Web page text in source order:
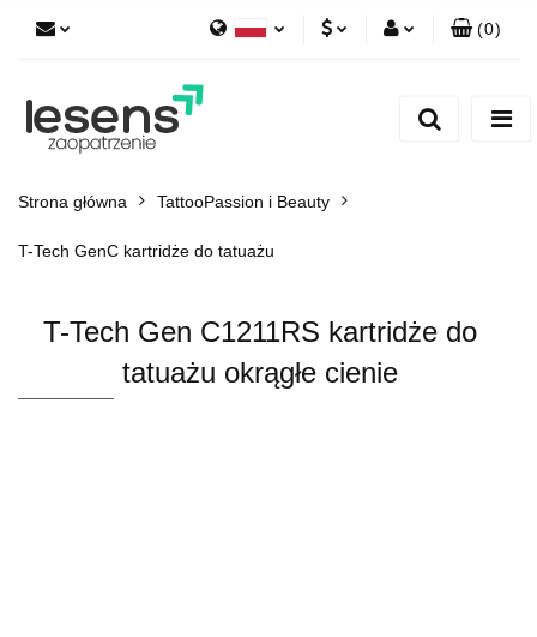
(0)
Strona główna TattooPassion i Beauty
T-Tech GenC kartridże do tatuażu
T-Tech Gen C1211RS kartridże do
tatuażu okrągłe cienie